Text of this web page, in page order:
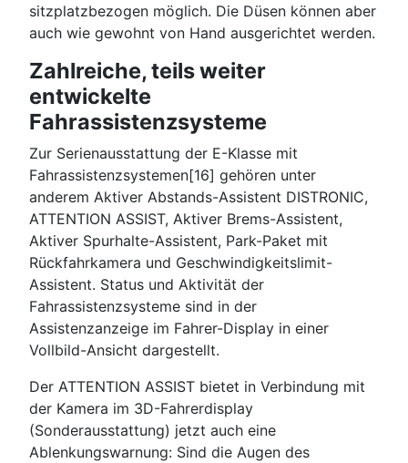
sitzplatzbezogen möglich. Die Düsen können aber
auch wie gewohnt von Hand ausgerichtet werden.
Zahlreiche, teils weiter
entwickelte
Fahrassistenzsysteme
Zur Serienausstattung der E-Klasse mit
Fahrassistenzsystemen[16] gehören unter
anderem Aktiver Abstands-Assistent DISTRONIC,
ATTENTION ASSIST, Aktiver Brems-Assistent,
Aktiver Spurhalte-Assistent, Park-Paket mit
Rückfahrkamera und Geschwindigkeitslimit-
Assistent. Status und Aktivität der
Fahrassistenzsysteme sind in der
Assistenzanzeige im Fahrer-Display in einer
Vollbild-Ansicht dargestellt.
Der ATTENTION ASSIST bietet in Verbindung mit
der Kamera im 3D-Fahrerdisplay
(Sonderausstattung) jetzt auch eine
Ablenkungswarnung: Sind die Augen des